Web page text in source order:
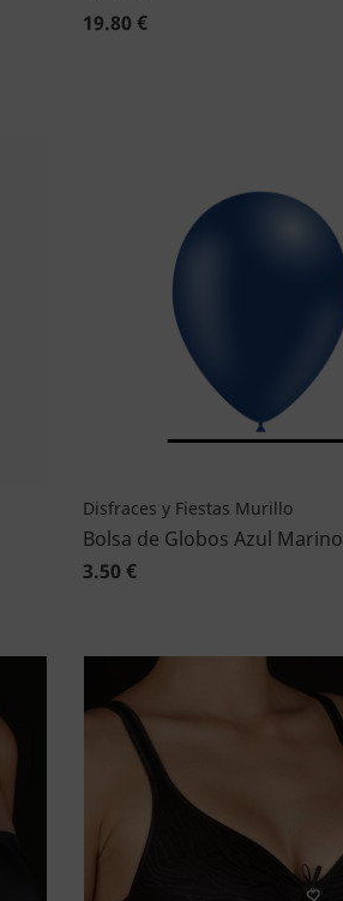
19.80 €
Disfraces y Fiestas Murillo
Bolsa de Globos Azul Marino
3.50 €